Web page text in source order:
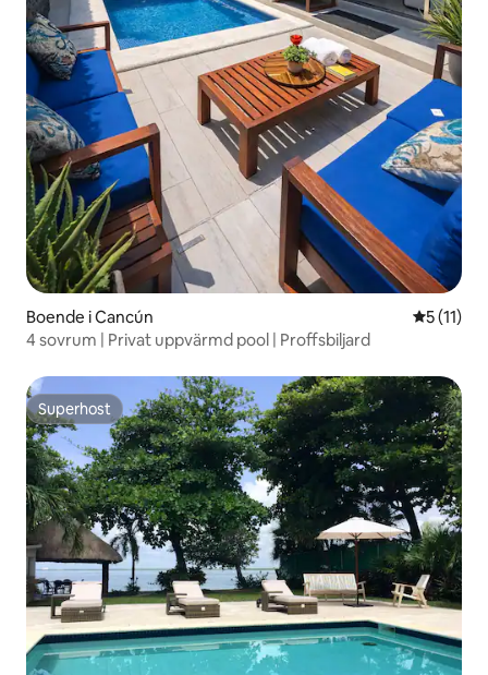
Boende i Cancún 5 av 5 i
5 (11)
4 sovrum | Privat uppvärmd pool | Proffsbiljard
Superhost
Superhost